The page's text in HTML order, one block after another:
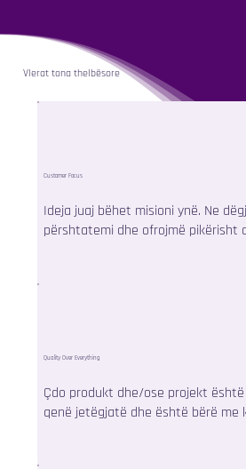
Vlerat tona thelbësore
Customer Focus
Ideja juaj bëhet misioni ynë. Ne
përshtatemi dhe ofrojmë pikërisht
Quality Over Everything
Çdo produkt dhe/ose projekt
qenë jetëgjatë dhe është bërë me